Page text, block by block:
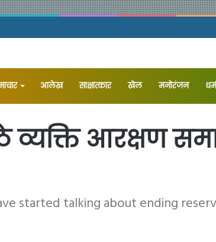
आलेख ⁠साक्षात्कार खेल मनोरंजन धर्म
व्यक्ति आरक्षण
started talking about ending